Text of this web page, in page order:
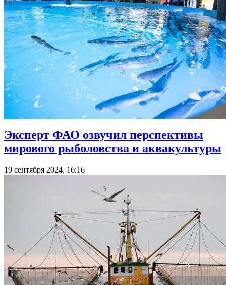
Эксперт ФАО озвучил перспективы
мирового рыболовства и аквакультуры
19 сентября 2024, 16:16